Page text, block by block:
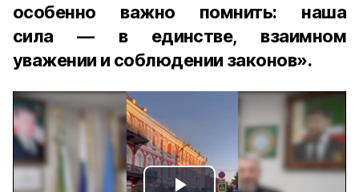
особенно важно помнить: наша
сила — в единстве, взаимном
уважении и соблюдении законов».